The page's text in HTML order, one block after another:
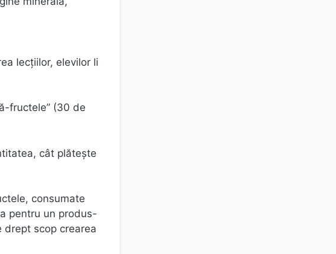
lecţiilor, elevilor li
fructele” (30 de
cât plăteşte
consumate
pentru un produs-
drept scop crearea